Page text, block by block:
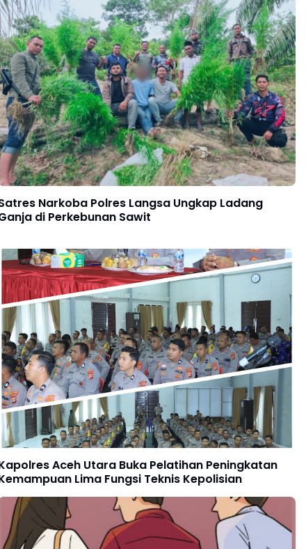
Narkoba Polres Langsa Ungkap Ladang
di Perkebunan Sawit
Aceh Utara Buka Pelatihan Peningkatan
Lima Fungsi Teknis Kepolisian